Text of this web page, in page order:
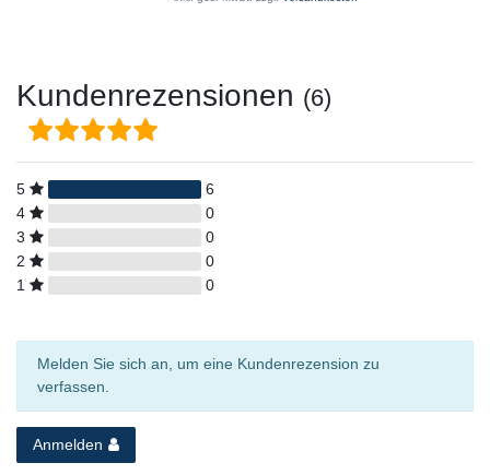
Kundenrezensionen (6)
5
6
4
0
3
0
2
0
1
0
Melden Sie sich an, um eine Kundenrezension zu
verfassen.
Anmelden